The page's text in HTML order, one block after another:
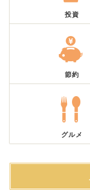
投資
節約
グルメ